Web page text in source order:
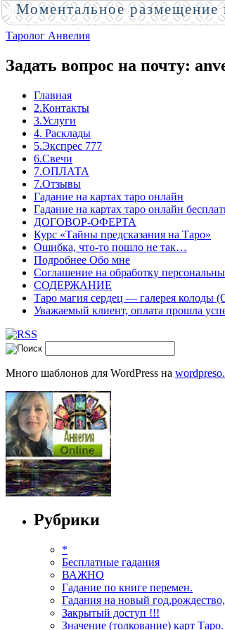
Таролог Анвелия
Задать вопрос на почту:
Главная
2.Контакты
3.Услуги
4. Расклады
5.Экспрес 777
6.Свечи
7.ОПЛАТА
7.Отзывы
Гадание на картах таро онлайн
Гадание на картах таро онлайн
ДОГОВОР-ОФЕРТА
Курс «Тайны предсказания на Таро»
Ошибка, что-то пошло не так…
Подробнее Обо мне
Соглашение на обработку
СОДЕРЖАНИЕ
Таро магия сердец — галерея колоды
Уважаемый клиент, оплата прошла
Много шаблонов для WordPress на
Рубрики
*
Бесплатные гадания
ВАЖНО
Гадание по книге перемен.
Гадания на новый
Закрытый доступ !!!
Значение (толкование) карт Таро.
Моментальное